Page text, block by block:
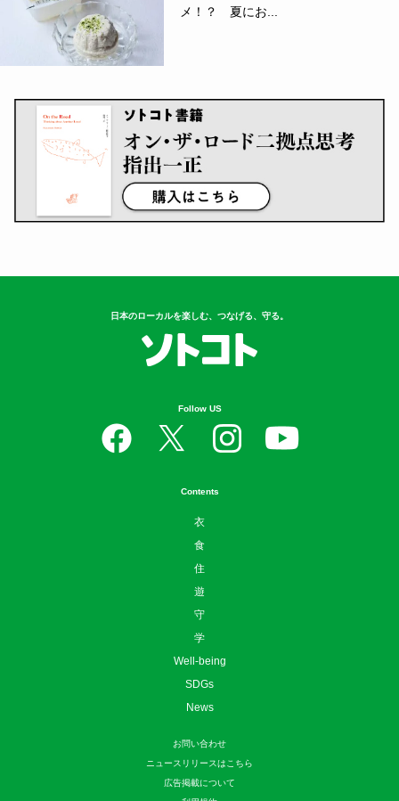
メ！？ 夏にお...
日本のローカルを楽しむ、つなげる、守る。
Follow US
Contents
衣
食
住
遊
守
学
Well-being
SDGs
News
お問い合わせ
ニュースリリースはこちら
広告掲載について